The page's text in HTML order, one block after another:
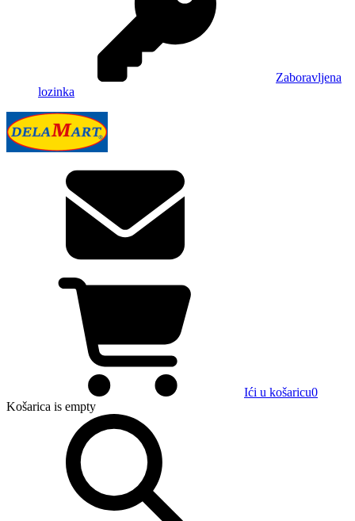
Zaboravljena
lozinka
Ići u košaricu0
Košarica is empty